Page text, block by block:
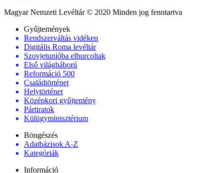
Magyar Nemzeti Levéltár © 2020 Minden jog fenntartva
Gyűjtemények
Rendszerváltás vidéken
Digitális Roma levéltár
Szovjetunióba elhurcoltak
Első világháború
Reformáció 500
Családtörténet
Helytörténet
Középkori gyűjtemény
Pártiratok
Külügyminisztérium
Böngészés
Adatbázisok A-Z
Kategóriák
Információ